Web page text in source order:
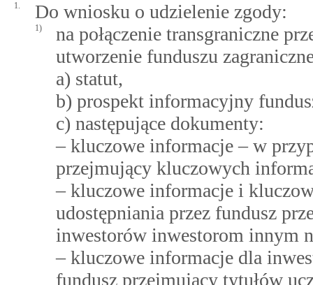
1. Do wniosku o udzielenie zgody:
1)
na połączenie transgraniczne
utworzenie funduszu
a) statut,
b) prospekt informacyjny
c) następujące dokumenty:
– kluczowe informacje – w
przejmujący kluczowych
– kluczowe informacje i
udostępniania przez fundusz
inwestorów inwestorom innym
– kluczowe informacje dla
fundusz przejmujący tytułów